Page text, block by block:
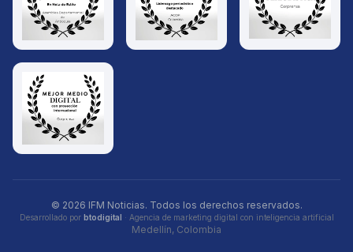
© 2026 IFM Noticias. Todos los derechos reservados.
Desarrollado por btodigital · Agencia de marketing digital con inteligencia artificial
Medellín, Colombia